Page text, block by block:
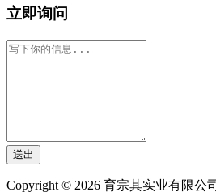
立即询问
送出
Copyright © 2026 育宗其实业有限公